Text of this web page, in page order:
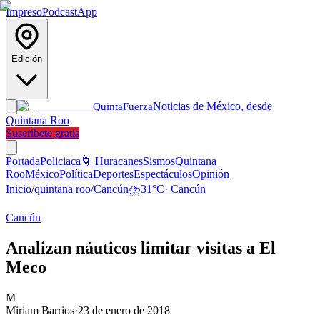
ImpresoPodcastApp
Edición
QuintaFuerzaNoticias de México, desde
Quintana Roo
Suscríbete gratis
PortadaPoliciaca 🌀 HuracanesSismosQuintana
RooMéxicoPolíticaDeportesEspectáculosOpinión
Inicio/quintana roo/Cancún⛈️31°C· Cancún
Cancún
Analizan náuticos limitar visitas a El
Meco
M
Miriam Barrios·23 de enero de 2018